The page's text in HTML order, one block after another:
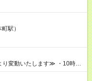
≪経験者の方は以下と
当 ※固定残業代（30時間/6
加支給いたします 能力やス
の方は前給考慮も可能で
ています。 実際にほぼ全員
駅）
変動いたします≫ ・10時00
00分～18時00分（休憩1時